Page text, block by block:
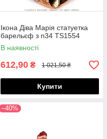
Ікона Діва Марія статуетка
барельєф з n34 TS1554
В наявності
612,90 ₴ 1 021,50 ₴
Купити
–40%